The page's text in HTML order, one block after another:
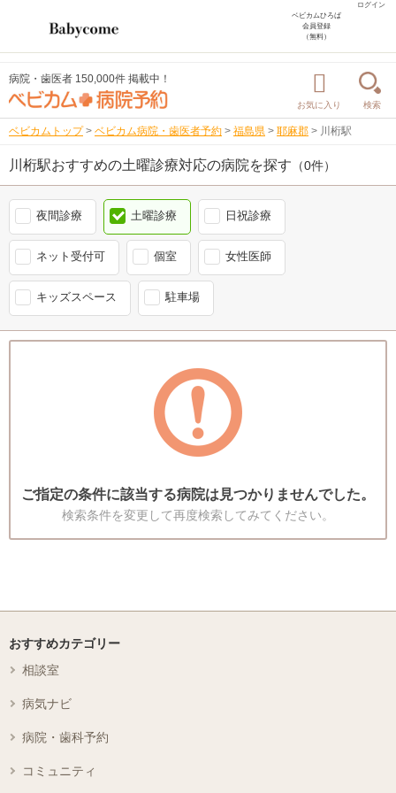
ログイン
ベビカムひろば
会員登録
（無料）
病院・歯医者 150,000件 掲載中！
お気に入り 検索
ベビカムトップ > ベビカム病院・歯医者予約 > 福島県 > 耶麻郡 > 川桁駅
川桁駅おすすめの土曜診療対応の病院を探す （0件）
夜間診療 土曜診療 日祝診療
ネット受付可 個室 女性医師
キッズスペース 駐車場
ご指定の条件に該当する病院は見つかりませんでした。
検索条件を変更して再度検索してみてください。
おすすめカテゴリー
相談室
病気ナビ
病院・歯科予約
コミュニティ